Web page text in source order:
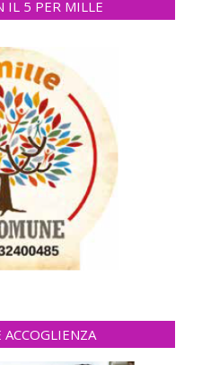
IL 5 PER MILLE
ACCOGLIENZA